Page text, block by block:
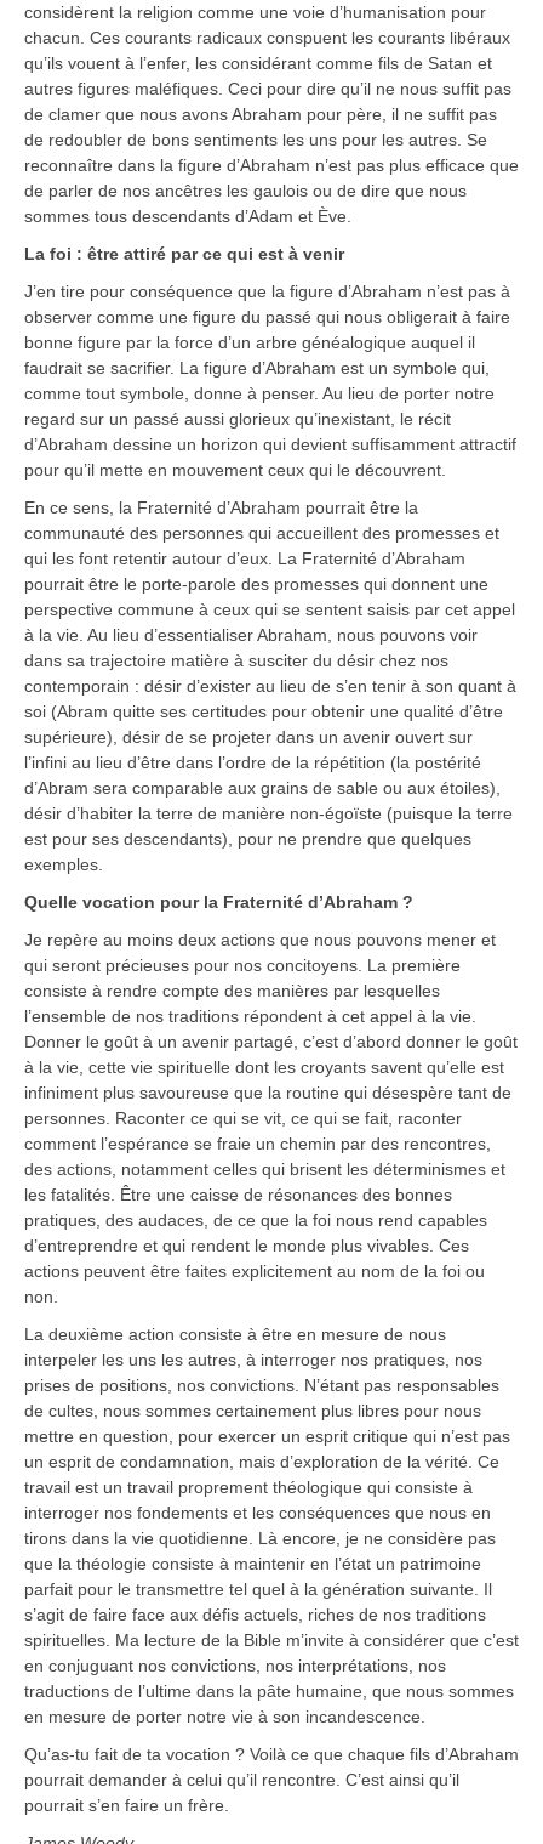
considèrent la religion comme une voie d’humanisation pour
chacun. Ces courants radicaux conspuent les courants libéraux
qu’ils vouent à l’enfer, les considérant comme fils de Satan et
autres figures maléfiques. Ceci pour dire qu’il ne nous suffit pas
de clamer que nous avons Abraham pour père, il ne suffit pas
de redoubler de bons sentiments les uns pour les autres. Se
reconnaître dans la figure d’Abraham n’est pas plus efficace que
de parler de nos ancêtres les gaulois ou de dire que nous
sommes tous descendants d’Adam et Ève.
La foi : être attiré par ce qui est à venir
J’en tire pour conséquence que la figure d’Abraham n’est pas à
observer comme une figure du passé qui nous obligerait à faire
bonne figure par la force d’un arbre généalogique auquel il
faudrait se sacrifier. La figure d’Abraham est un symbole qui,
comme tout symbole, donne à penser. Au lieu de porter notre
regard sur un passé aussi glorieux qu’inexistant, le récit
d’Abraham dessine un horizon qui devient suffisamment attractif
pour qu’il mette en mouvement ceux qui le découvrent.
En ce sens, la Fraternité d’Abraham pourrait être la
communauté des personnes qui accueillent des promesses et
qui les font retentir autour d’eux. La Fraternité d’Abraham
pourrait être le porte-parole des promesses qui donnent une
perspective commune à ceux qui se sentent saisis par cet appel
à la vie. Au lieu d’essentialiser Abraham, nous pouvons voir
dans sa trajectoire matière à susciter du désir chez nos
contemporain : désir d’exister au lieu de s’en tenir à son quant à
soi (Abram quitte ses certitudes pour obtenir une qualité d’être
supérieure), désir de se projeter dans un avenir ouvert sur
l’infini au lieu d’être dans l’ordre de la répétition (la postérité
d’Abram sera comparable aux grains de sable ou aux étoiles),
désir d’habiter la terre de manière non-égoïste (puisque la terre
est pour ses descendants), pour ne prendre que quelques
exemples.
Quelle vocation pour la Fraternité d’Abraham ?
Je repère au moins deux actions que nous pouvons mener et
qui seront précieuses pour nos concitoyens. La première
consiste à rendre compte des manières par lesquelles
l’ensemble de nos traditions répondent à cet appel à la vie.
Donner le goût à un avenir partagé, c’est d’abord donner le goût
à la vie, cette vie spirituelle dont les croyants savent qu’elle est
infiniment plus savoureuse que la routine qui désespère tant de
personnes. Raconter ce qui se vit, ce qui se fait, raconter
comment l’espérance se fraie un chemin par des rencontres,
des actions, notamment celles qui brisent les déterminismes et
les fatalités. Être une caisse de résonances des bonnes
pratiques, des audaces, de ce que la foi nous rend capables
d’entreprendre et qui rendent le monde plus vivables. Ces
actions peuvent être faites explicitement au nom de la foi ou
non.
La deuxième action consiste à être en mesure de nous
interpeler les uns les autres, à interroger nos pratiques, nos
prises de positions, nos convictions. N’étant pas responsables
de cultes, nous sommes certainement plus libres pour nous
mettre en question, pour exercer un esprit critique qui n’est pas
un esprit de condamnation, mais d’exploration de la vérité. Ce
travail est un travail proprement théologique qui consiste à
interroger nos fondements et les conséquences que nous en
tirons dans la vie quotidienne. Là encore, je ne considère pas
que la théologie consiste à maintenir en l’état un patrimoine
parfait pour le transmettre tel quel à la génération suivante. Il
s’agit de faire face aux défis actuels, riches de nos traditions
spirituelles. Ma lecture de la Bible m’invite à considérer que c’est
en conjuguant nos convictions, nos interprétations, nos
traductions de l’ultime dans la pâte humaine, que nous sommes
en mesure de porter notre vie à son incandescence.
Qu’as-tu fait de ta vocation ? Voilà ce que chaque fils d’Abraham
pourrait demander à celui qu’il rencontre. C’est ainsi qu’il
pourrait s’en faire un frère.